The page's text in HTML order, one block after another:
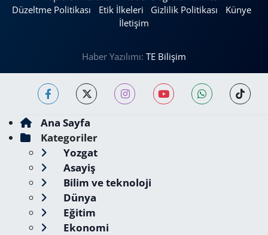
Düzeltme Politikası
Etik İlkeleri Gizlilik Politikası
Künye
İletişim
Haber Yazılımı: TE Bilişim
Ana Sayfa
Kategoriler
Yozgat
Asayiş
Bilim ve teknoloji
Dünya
Eğitim
Ekonomi